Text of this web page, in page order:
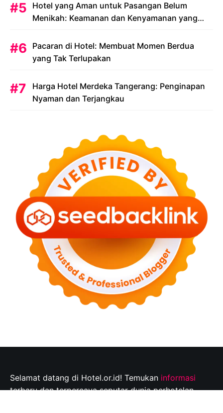
Hotel yang Aman untuk Pasangan Belum
Menikah: Keamanan dan Kenyamanan yang
Pacaran di Hotel: Membuat Momen Berdua
yang Tak Terlupakan
Harga Hotel Merdeka Tangerang: Penginapan
Nyaman dan Terjangkau
Selamat datang di Hotel.or.id! Temukan informasi
terbaru dan terpercaya seputar dunia perhotelan,